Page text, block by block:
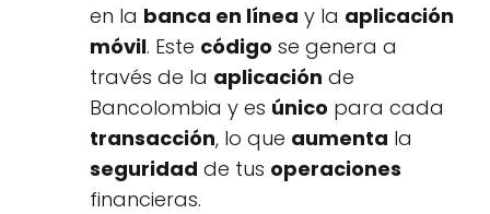
en la banca en línea y la aplicación
móvil. Este código se genera a
través de la aplicación de
Bancolombia y es único para cada
transacción, lo que aumenta la
seguridad de tus operaciones
financieras.